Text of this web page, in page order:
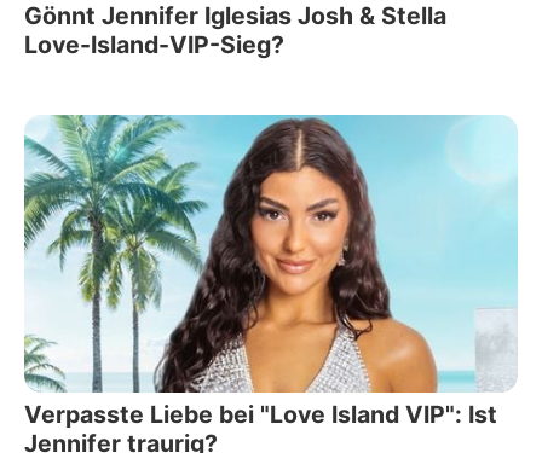
Gönnt Jennifer Iglesias Josh & Stella
Love-Island-VIP-Sieg?
Verpasste Liebe bei "Love Island VIP": Ist
Jennifer traurig?